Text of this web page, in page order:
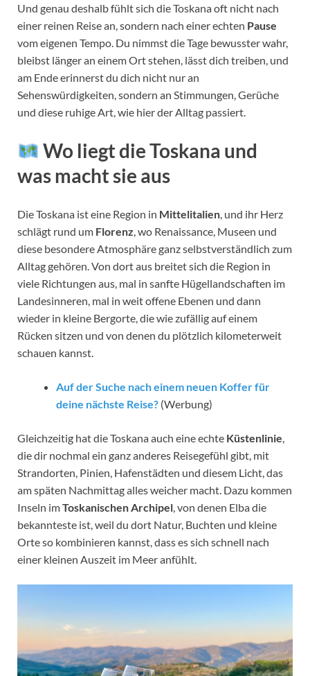
Und genau deshalb fühlt sich die Toskana oft nicht nach
einer reinen Reise an, sondern nach einer echten Pause
vom eigenen Tempo. Du nimmst die Tage bewusster wahr,
bleibst länger an einem Ort stehen, lässt dich treiben, und
am Ende erinnerst du dich nicht nur an
Sehenswürdigkeiten, sondern an Stimmungen, Gerüche
und diese ruhige Art, wie hier der Alltag passiert.
Wo liegt die Toskana und
was macht sie aus
Die Toskana ist eine Region in Mittelitalien, und ihr Herz
schlägt rund um Florenz, wo Renaissance, Museen und
diese besondere Atmosphäre ganz selbstverständlich zum
Alltag gehören. Von dort aus breitet sich die Region in
viele Richtungen aus, mal in sanfte Hügellandschaften im
Landesinneren, mal in weit offene Ebenen und dann
wieder in kleine Bergorte, die wie zufällig auf einem
Rücken sitzen und von denen du plötzlich kilometerweit
schauen kannst.
Auf der Suche nach einem neuen Koffer für
deine nächste Reise? (Werbung)
Gleichzeitig hat die Toskana auch eine echte Küstenlinie,
die dir nochmal ein ganz anderes Reisegefühl gibt, mit
Strandorten, Pinien, Hafenstädten und diesem Licht, das
am späten Nachmittag alles weicher macht. Dazu kommen
Inseln imToskanischen Archipel, von denen Elba die
bekannteste ist, weil du dort Natur, Buchten und kleine
Orte so kombinieren kannst, dass es sich schnell nach
einer kleinen Auszeit im Meer anfühlt.